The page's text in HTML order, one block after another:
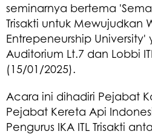
seminarnya bertema
Trisakti untuk Mewujudkan
Entrepeneurship
Auditorium Lt.7 dan Lobbi
(15/01/2025).
Acara ini dihadiri Pejabat
Pejabat Kereta Api
Pengurus IKA ITL Trisakti